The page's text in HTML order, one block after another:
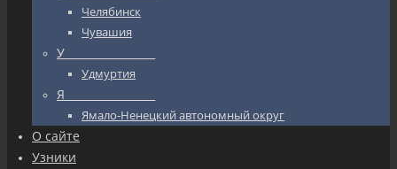
Челябинск
Чувашия
У_________________
Удмуртия
Я_________________
Ямало-Ненецкий автономный округ
О сайте
Узники